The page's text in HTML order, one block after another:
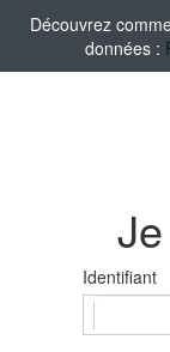
Découvrez
données :
Identifiant